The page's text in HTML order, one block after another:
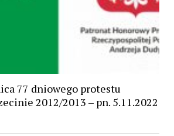
77 dniowego protestu
2012/2013 – pn. 5.11.2022